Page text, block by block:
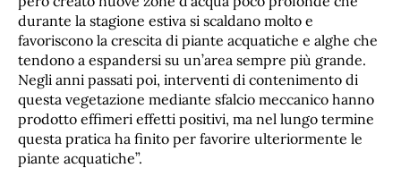
durante la stagione estiva si scaldano molto e
favoriscono la crescita di piante acquatiche e alghe che
tendono a espandersi su un’area sempre più grande.
Negli anni passati poi, interventi di contenimento di
questa vegetazione mediante sfalcio meccanico hanno
prodotto effimeri effetti positivi, ma nel lungo termine
questa pratica ha finito per favorire ulteriormente le
piante acquatiche”.